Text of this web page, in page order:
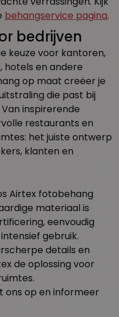
behangservice pagina.
bedrijven
keuze voor kantoren,
hotels en andere
op maat creëer je
die past bij
inspirerende
restaurants en
het juiste ontwerp
klanten en
Airtex fotobehang
materiaal is
eenvoudig
gebruik.
details en
de oplossing voor
ons op en informeer